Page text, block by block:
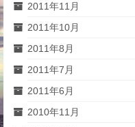
2011年11月
2011年10月
2011年8月
2011年7月
2011年6月
2010年11月